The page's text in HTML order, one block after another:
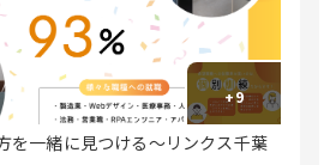
+9
を一緒に見つける〜リンクス千葉